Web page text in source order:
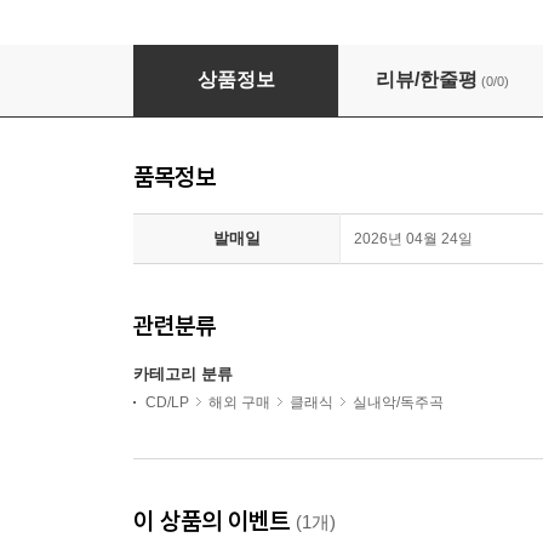
에코 - 필립 글래스: 피아노 작품집 (Echoes -
상품정보 리뷰/한줄평 (0/0)
품목정보
발매일 2026년 04월 24일
관련분류
카테고리 분류
CD/LP 해외 구매 클래식 실내악/독주곡
이 상품의 이벤트 (1개)